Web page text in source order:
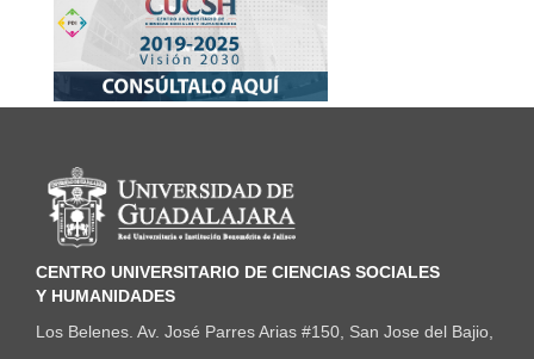
Información del portal
CENTRO UNIVERSITARIO DE CIENCIAS SOCIALES
Y HUMANIDADES
Los Belenes. Av. José Parres Arias #150, San Jose del Bajio,